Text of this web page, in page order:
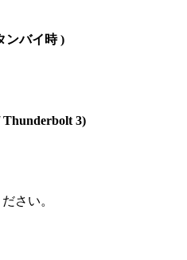
ンバイ時 )
Thunderbolt 3)
さい。